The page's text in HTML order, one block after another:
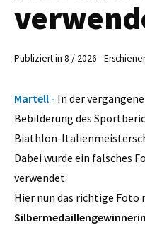
Publiziert in 8 / 2026 -
Martell - In der
Bebilderung des
Biathlon-
Dabei wurde ein falsches
verwendet.
Hier nun das richtige Foto